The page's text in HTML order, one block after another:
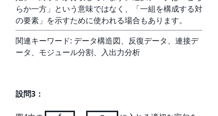
らか一方」という意味ではなく、「一組を構成する対
の要素」を示すために使われる場合もあります。
関連キーワード: データ構造図、反復データ、連接デ
ータ、モジュール分割、入出力分析
設問3 ：